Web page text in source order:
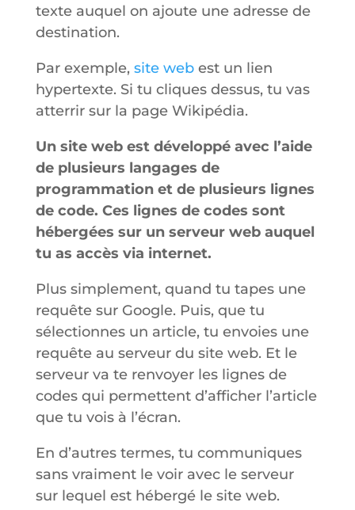
texte auquel on ajoute une adresse de
destination.
Par exemple, site webest un lien
hypertexte. Si tu cliques dessus, tu vas
atterrir sur la page Wikipédia.
Un site web est développé avec l’aide
de plusieurs langages de
programmation et de plusieurs lignes
de code. Ces lignes de codes sont
hébergées sur un serveur web auquel
tu as accès via internet.
Plus simplement, quand tu tapes une
requête sur Google. Puis, que tu
sélectionnes un article, tu envoies une
requête au serveur du site web. Et le
serveur va te renvoyer les lignes de
codes qui permettent d’afficher l’article
que tu vois à l’écran.
En d’autres termes, tu communiques
sans vraiment le voir avec le serveur
sur lequel est hébergé le site web.